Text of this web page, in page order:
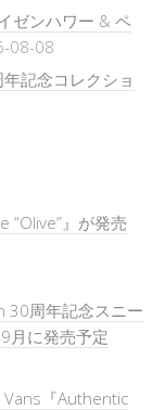
ゼンハワー & ペ
08-08
年記念コレクショ
“Olive”』が発売
30周年記念スニー
月に発売予定
Vans『Authentic